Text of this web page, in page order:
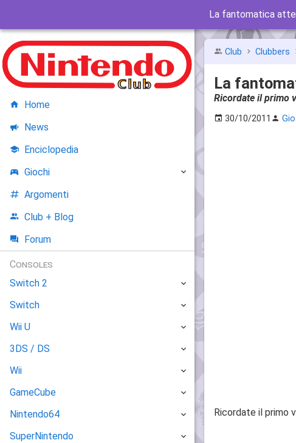
La fantomatica
Club Clubbers
La
Ricordate il primo
30/10/2011
Ricordate il primo
Home
News
Enciclopedia
Giochi
Argomenti
Club + Blog
Forum
Consoles
Switch 2
Switch
Wii U
3DS / DS
Wii
GameCube
Nintendo64
SuperNintendo